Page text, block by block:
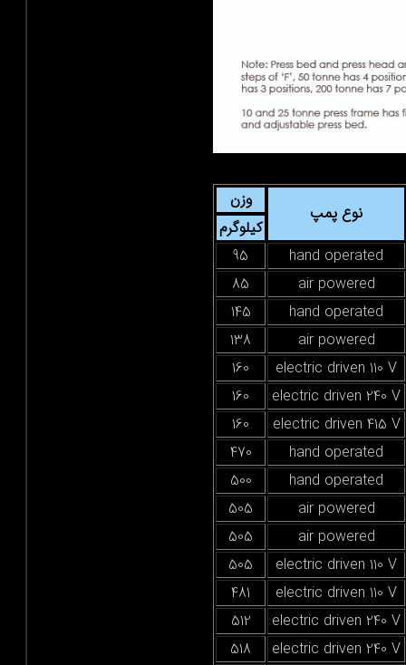
نوع پمپ
کیلوگرم
hand
air powered
hand
air powered
electric driven
160
electric driven
160
electric driven
160
hand
hand
air powered
air powered
electric driven
505
electric driven
481
electric driven
512
electric driven
518